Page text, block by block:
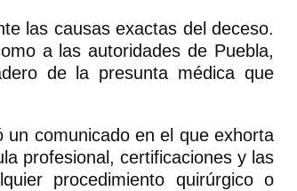
las causas exactas del deceso.
a las autoridades de Puebla,
de la presunta médica que
un comunicado en el que exhorta
profesional, certificaciones y las
procedimiento quirúrgico o